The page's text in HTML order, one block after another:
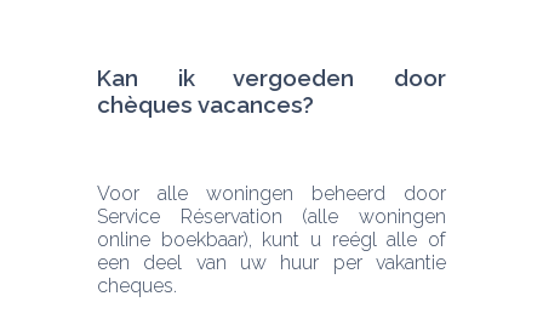
Kan ik vergoeden door
chèques vacances?
Voor alle woningen beheerd door
Service Réservation (alle woningen
online boekbaar), kunt u reégl alle of
een deel van uw huur per vakantie
cheques.